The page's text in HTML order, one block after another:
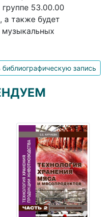
53.00.00
а также будет
музыкальных
библиографическую запись